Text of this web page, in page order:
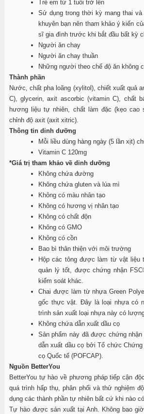
Trẻ em từ 1 tuổi trở lên
Sử dụng trong thời kỳ mang thai và
khuyên bạn nên tham khảo ý kiến
sĩ gia đình trước khi bắt đầu bất kỳ
Người ăn chay
Người ăn chay thuần
Những người theo chế độ ăn không
Thành phần
Nước, chất pha loãng (xylitol), chiết xuất quả
C), glycerin, axit ascorbic (vitamin C), chất
hương liệu tự nhiên, chất làm đặc (kẹo cao
chỉnh độ axit (axit xitric).
Thông tin dinh dưỡng
Mỗi liều dùng hàng ngày (5 lần xịt)
Vitamin C 120mg
*Giá trị tham khảo về dinh dưỡng
Không chứa đường
Không chứa gluten và lúa mì
Không có màu nhân tạo
Không có hương vị nhân tạo
Không có chất độn
Không có GMO
Không có cồn
Bao bì thân thiện với môi trường
Hộp các tông được làm từ vật
quản lý tốt, được chứng nhận
kiểm soát khác.
Chai được làm từ nhựa Green
gốc thực vật. Đây là loại nhựa có
trình sản xuất loại nhựa này có
Không chứa dẫn xuất dầu cọ
Sản phẩm này đã được chứng
dẫn xuất dầu cọ bởi Tổ chức
cọ Quốc tế (POFCAP).
Nguồn BetterYou
BetterYou tự hào về phương pháp tiếp cận
quá trình hấp thụ, phân phối và thử nghiệm
dụng các thành phần tự nhiên bất cứ khi nào
Tự hào được sản xuất tại Anh. Không bao